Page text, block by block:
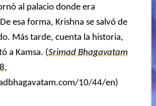
al palacio donde era
esa forma, Krishna se salvó de
Más tarde, cuenta la historia,
a Kamsa. (Srimad Bhagavatam
,
10/44/en)